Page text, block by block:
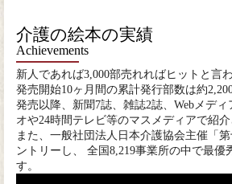
介護の絵本の実績
Achievements
新人であれば3,000部売れればヒットと言
発売開始10ヶ月間の累計発行部数は約2,200
発売以降、新聞7誌、雑誌2誌、Webメディ
オや24時間テレビ等のマスメディアで紹介
また、一般社団法人日本介護協会主催「
ントリーし、 全国8,219事業所の中で最優
す。